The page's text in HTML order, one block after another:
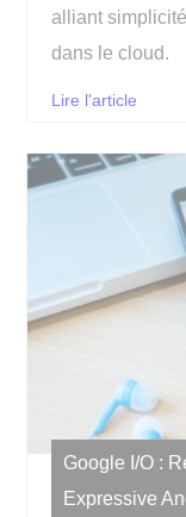
alliant
dans le cloud.
Lire l'article
Google I/O :
Expressive